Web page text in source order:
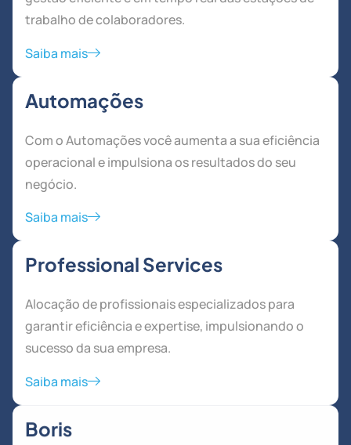
trabalho de colaboradores.
Saiba mais
Automações
Com o Automações você aumenta a sua eficiência
operacional e impulsiona os resultados do seu
negócio.
Saiba mais
Professional Services
Alocação de profissionais especializados para
garantir eficiência e expertise, impulsionando o
sucesso da sua empresa.
Saiba mais
Boris